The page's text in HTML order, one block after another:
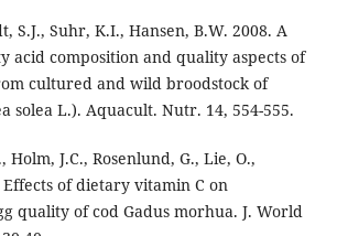
S.J., Suhr, K.I., Hansen, B.W. 2008. A
acid composition and quality aspects of
cultured and wild broodstock of
solea L.). Aquacult. Nutr. 14, 554-555.
Holm, J.C., Rosenlund, G., Lie, O.,
Effects of dietary vitamin C on
quality of cod Gadus morhua. J. World